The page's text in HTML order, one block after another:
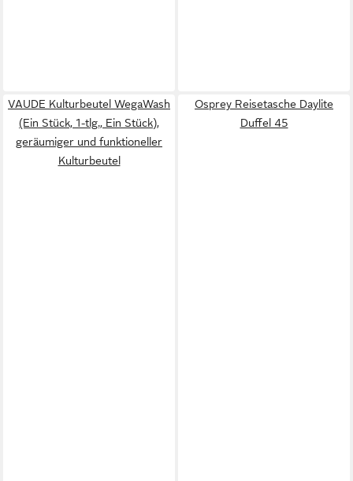
VAUDE Kulturbeutel WegaWash
(Ein Stück, 1-tlg., Ein Stück),
geräumiger und funktioneller
Kulturbeutel
Osprey Reisetasche Daylite
Duffel 45